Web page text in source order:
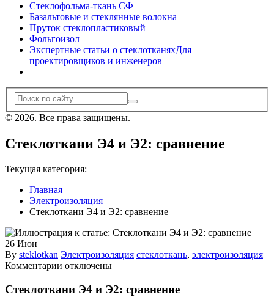
Стеклофольма-ткань СФ
Базальтовые и стеклянные волокна
Пруток стеклопластиковый
Фольгоизол
Экспертные статьи о стеклотканяхДля
проектировщиков и инженеров
© 2026. Все права защищены.
Стеклоткани Э4 и Э2: сравнение
Текущая категория:
Главная
Электроизоляция
Стеклоткани Э4 и Э2: сравнение
26 Июн
By steklotkan Электроизоляция стеклоткань, электроизоляция
Комментарии к
Стеклоткани
отключены
Стеклоткани Э4 и Э2: сравнение